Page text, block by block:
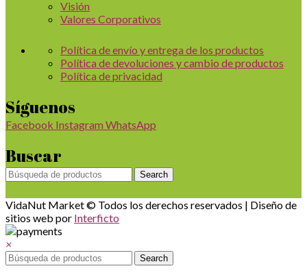
Visión
Valores Corporativos
Política de envío y entrega de los productos
Política de devoluciones y cambio de productos
Política de privacidad
Síguenos
Facebook Instagram WhatsApp
Buscar
Search
VidaNut Market © Todos los derechos reservados | Diseño de
sitios web por Interficto
×
Search